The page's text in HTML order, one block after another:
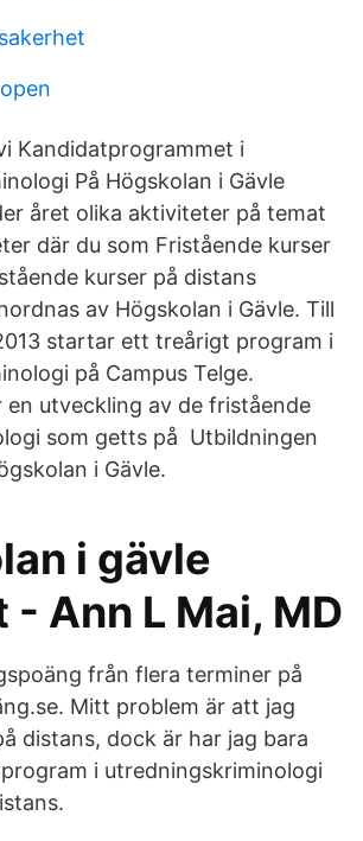
Kandidatprogrammet i
På Högskolan i Gävle
året olika aktiviteter på temat
där du som Fristående kurser
kurser på distans
av Högskolan i Gävle. Till
startar ett treårigt program i
på Campus Telge.
en utveckling av de fristående
som getts på Utbildningen
i Gävle.
i gävle
Ann L Mai, MD
från flera terminer på
Mitt problem är att jag
distans, dock är har jag bara
i utredningskriminologi